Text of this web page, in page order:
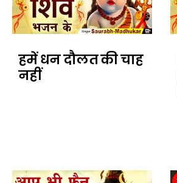
हमें धन दौलत की चाह
नहीं